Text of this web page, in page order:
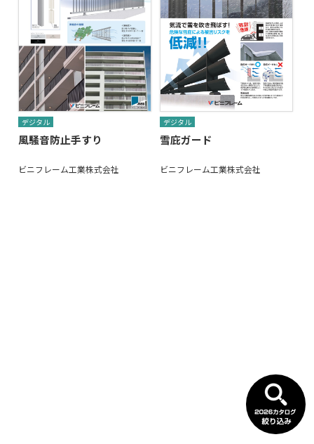
デジタル
風騒音防止手すり
ビニフレーム工業株式会社
デジタル
雪庇ガード
ビニフレーム工業株式会社